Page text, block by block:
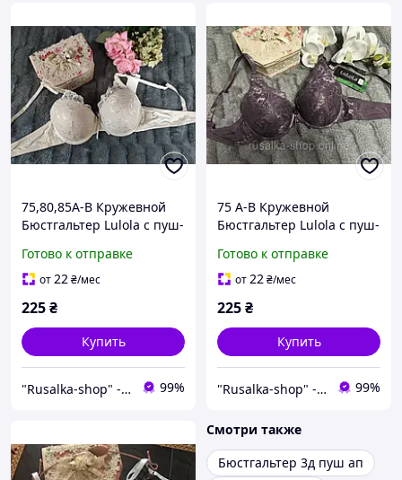
75,80,85А-В Кружевной
Бюстгальтер Lulola с пуш-
второй размер для
маленькой груди женская
Готово к отправке
от22₴/мес
225₴
Купить
"Rusalka-shop" - інтернет магазин спідньої жіночої білизни 99%
75 А-В Кружевной
Бюстгальтер Lulola с пуш-
второй размер для
маленькой груди женская
Готово к отправке
от22₴/мес
225₴
Купить
"Rusalka-shop" - інтернет магазин спідньої жіночої білизни 99%
Смотри также
Бюстгальтер 3д пуш ап